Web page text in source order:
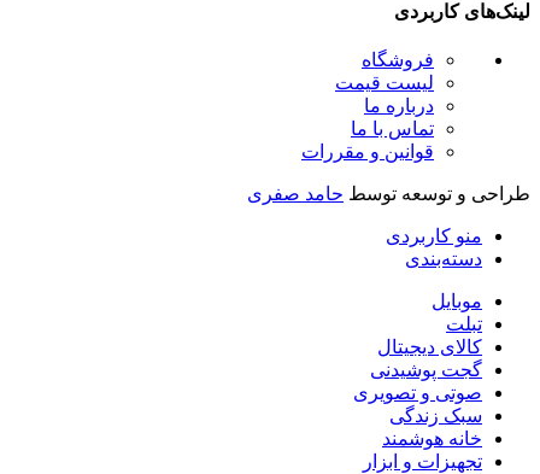
لینک‌های کاربردی
فروشگاه
لیست قیمت
درباره ما
تماس با ما
قوانین و مقررات
طراحی و توسعه توسط حامد صفری
منو کاربردی
دسته‌بندی
موبایل
تبلت
کالای دیجیتال
گجت پوشیدنی
صوتی و تصویری
سبک زندگی
خانه هوشمند
تجهیزات و ابزار